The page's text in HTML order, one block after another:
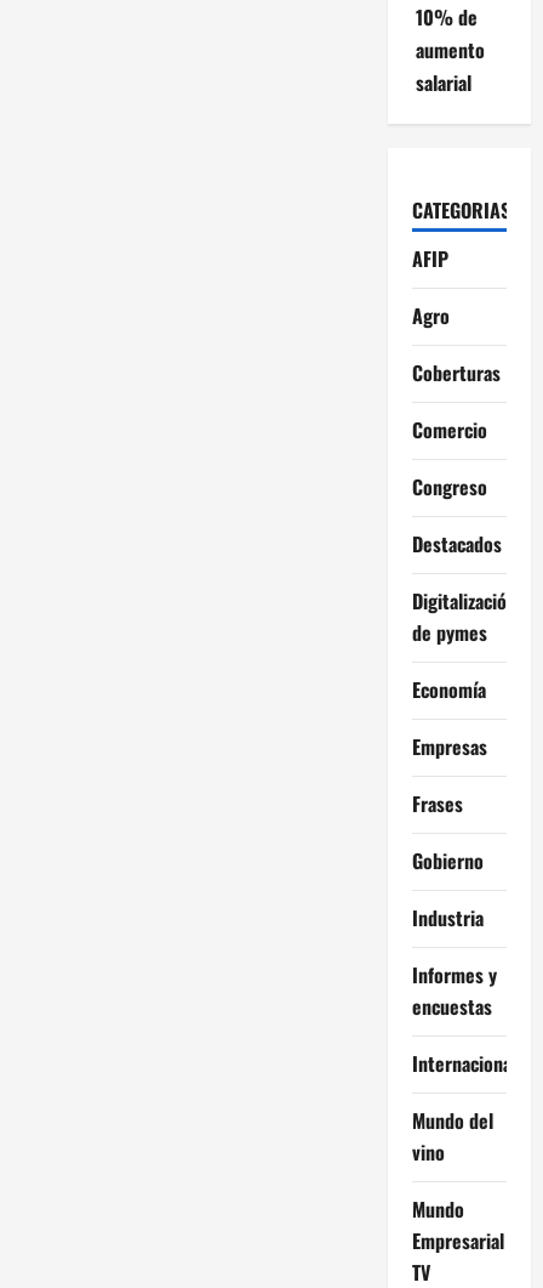
10% de
aumento
salarial
CATEGORIAS
AFIP
Agro
Coberturas
Comercio
Congreso
Destacados
Digitalización
de pymes
Economía
Empresas
Frases
Gobierno
Industria
Informes y
encuestas
Internacional
Mundo del
vino
Mundo
Empresarial
TV